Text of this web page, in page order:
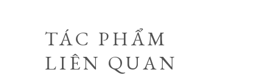
TÁC PHẨM
LIÊN QUAN